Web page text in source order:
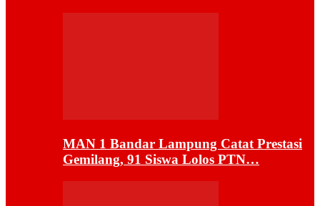
MAN 1 Bandar Lampung Catat Prestasi
Gemilang, 91 Siswa Lolos PTN…